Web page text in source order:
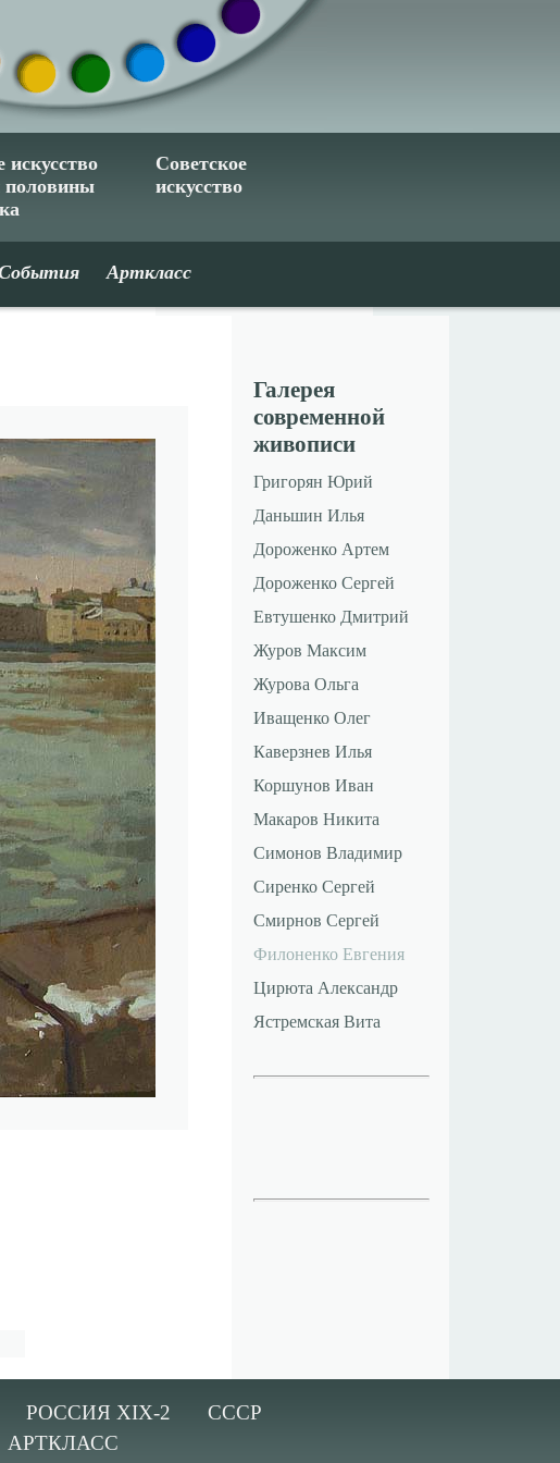
искусство
половины
Советское
искусство
Арткласс
Галерея
современной
живописи
Григорян Юрий
Даньшин Илья
Дороженко Артем
Дороженко Сергей
Евтушенко Дмитрий
Журов Максим
Журова Ольга
Иващенко Олег
Каверзнев Илья
Коршунов Иван
Макаров Никита
Симонов Владимир
Сиренко Сергей
Смирнов Сергей
Филоненко Евгения
Цирюта Александр
Ястремская Вита
РОССИЯ XIX-2
СССР
АРТКЛАСС